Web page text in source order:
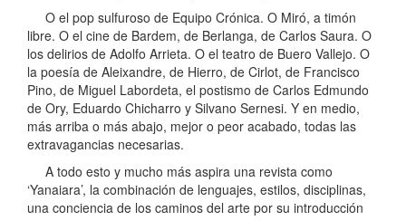
O el pop sulfuroso de Equipo Crónica. O Miró, a timón
libre. O el cine de Bardem, de Berlanga, de Carlos Saura. O
los delirios de Adolfo Arrieta. O el teatro de Buero Vallejo. O
la poesía de Aleixandre, de Hierro, de Cirlot, de Francisco
Pino, de Miguel Labordeta, el postismo de Carlos Edmundo
de Ory, Eduardo Chicharro y Silvano Sernesi. Y en medio,
más arriba o más abajo, mejor o peor acabado, todas las
extravagancias necesarias.
A todo esto y mucho más aspira una revista como
‘Yanaiara’, la combinación de lenguajes, estilos, disciplinas,
una conciencia de los caminos del arte por su introducción